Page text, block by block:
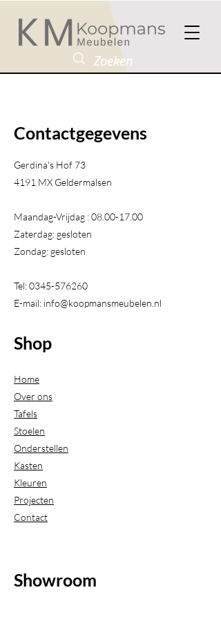
Contactgegevens
Gerdina's Hof 73
4191 MX Geldermalsen​
Maandag-Vrijdag :08.00-17.00
Zaterdag: gesloten
Zondag: gesloten
Tel:0345-576260
E-mail: info@koopmansmeubelen.nl
Shop
Home
Over ons
Tafels
Stoelen
Onderstellen
Kasten
Kleuren
Projecten
Contact
Showroom